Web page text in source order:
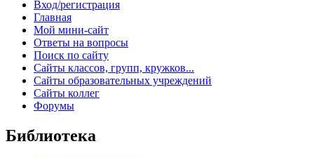
Вход/регистрация
Главная
Мой мини-сайт
Ответы на вопросы
Поиск по сайту
Сайты классов, групп, кружков...
Сайты образовательных учреждений
Сайты коллег
Форумы
Библиотека